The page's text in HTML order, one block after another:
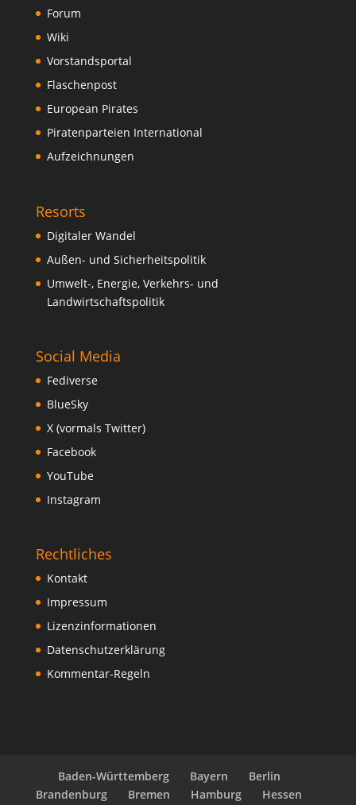
Forum
Wiki
Vorstandsportal
Flaschenpost
European Pirates
Piratenparteien International
Aufzeichnungen
Resorts
Digitaler Wandel
Außen- und Sicherheitspolitik
Umwelt-, Energie, Verkehrs- und
Landwirtschaftspolitik
Social Media
Fediverse
BlueSky
X (vormals Twitter)
Facebook
YouTube
Instagram
Rechtliches
Kontakt
Impressum
Lizenzinformationen
Datenschutzerklärung
Kommentar-Regeln
Baden-Württemberg Bayern
Berlin
Brandenburg
Bremen Hamburg Hessen